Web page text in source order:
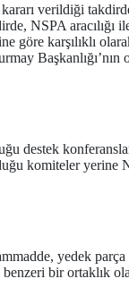
verildiği
NSPA
göre karşılıklı
destek
komiteler
yedek
bir ortaklık